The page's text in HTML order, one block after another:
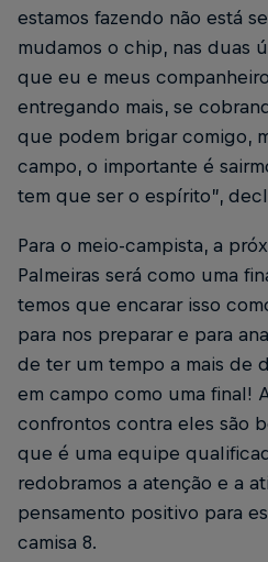
estamos fazendo não está
mudamos o chip, nas duas
que eu e meus
entregando mais, se
que podem brigar comigo,
campo, o importante é
tem que ser o espírito”,
Para o meio-campista, a
Palmeiras será como uma
temos que encarar isso
para nos preparar e para
de ter um tempo a mais de
em campo como uma final!
confrontos contra eles são
que é uma equipe
redobramos a atenção e a
pensamento positivo para
camisa 8.